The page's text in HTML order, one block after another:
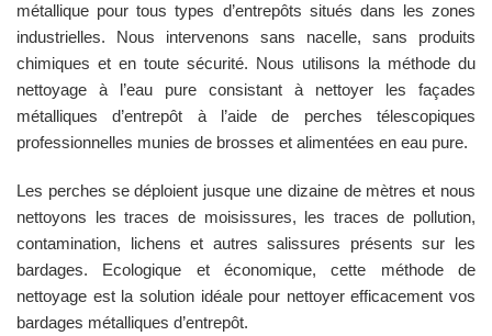
métallique pour tous types d’entrepôts situés dans les zones
industrielles. Nous intervenons sans nacelle, sans produits
chimiques et en toute sécurité. Nous utilisons la méthode du
nettoyage à l’eau pure consistant à nettoyer les façades
métalliques d’entrepôt à l’aide de perches télescopiques
professionnelles munies de brosses et alimentées en eau pure.
Les perches se déploient jusque une dizaine de mètres et nous
nettoyons les traces de moisissures, les traces de pollution,
contamination, lichens et autres salissures présents sur les
bardages. Ecologique et économique, cette méthode de
nettoyage est la solution idéale pour nettoyer efficacement vos
bardages métalliques d’entrepôt.